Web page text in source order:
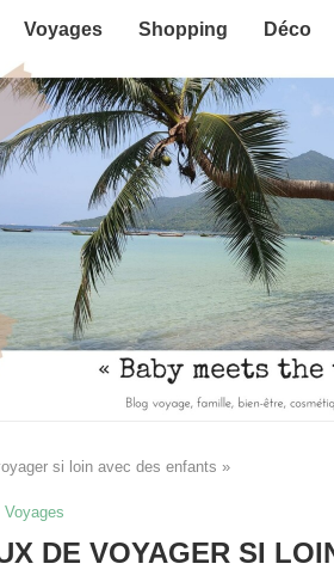
Voyages Shopping Déco
si loin avec des enfants »
Voyages
DE VOYAGER SI